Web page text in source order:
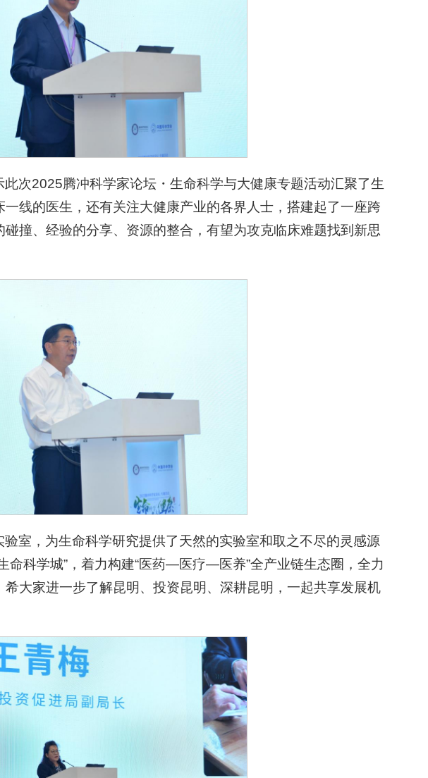
次2025腾冲科学家论坛・生命科学与大健康专题活动汇聚了生
线的医生，还有关注大健康产业的各界人士，搭建起了一座跨
撞、经验的分享、资源的整合，有望为攻克临床难题找到新思
室，为生命科学研究提供了天然的实验室和取之不尽的灵感源
命科学城”，着力构建“医药—医疗—医养”全产业链生态圈，全力
大家进一步了解昆明、投资昆明、深耕昆明，一起共享发展机